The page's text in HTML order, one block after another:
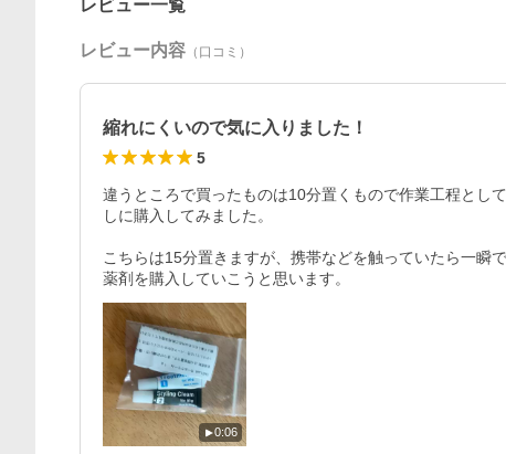
レビュー一覧
レビュー内容 （口コミ）
縮れにくいので気に入りました！
5
違うところで買ったものは10分置くもので作業工程とし
しに購入してみました。
こちらは15分置きますが、携帯などを触っていたら一瞬
薬剤を購入していこうと思います。
0:06